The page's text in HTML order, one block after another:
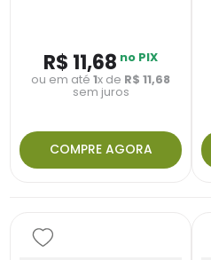
R$ 11,68 no PIX
ou em até1x de R$ 11,68
sem juros
COMPRE AGORA